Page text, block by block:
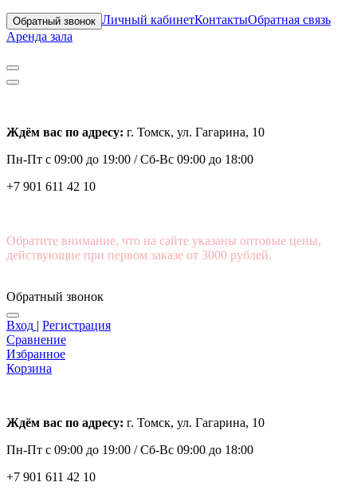
Обратный звонок Личный кабинетКонтактыОбратная связь
Аренда зала
Ждём вас по адресу: г. Томск, ул. Гагарина, 10
Пн-Пт с 09:00 до 19:00 /Сб-Вс 09:00 до 18:00
+7 901 611 42 10
Обратите внимание, что на сайте указаны оптовые цены,
действующие при первом заказе от 3000 рублей.
Обратный звонок
Вход | Регистрация
Сравнение
Избранное
Корзина
Ждём вас по адресу: г. Томск, ул. Гагарина, 10
Пн-Пт с 09:00 до 19:00 /Сб-Вс 09:00 до 18:00
+7 901 611 42 10